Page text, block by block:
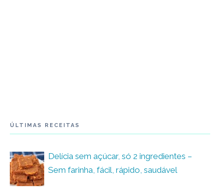
ÚLTIMAS RECEITAS
Delícia sem açúcar, só 2 ingredientes –
Sem farinha, fácil, rápido, saudável